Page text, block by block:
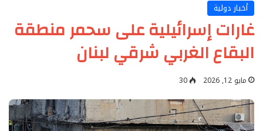
أخبار دولية
غارات إسرائيلية على سحمر منطقة
البقاع الغربي شرقي لبنان
مايو 12, 2026 30